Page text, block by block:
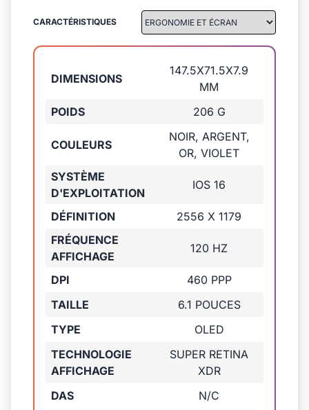
CARACTÉRISTIQUES
DIMENSIONS
147.5X71.5X7.9
MM
POIDS
206 G
COULEURS
NOIR, ARGENT,
OR, VIOLET
SYSTÈME
D'EXPLOITATION
IOS 16
DÉFINITION
2556 X 1179
FRÉQUENCE
AFFICHAGE
120 HZ
DPI
460 PPP
TAILLE
6.1 POUCES
TYPE
OLED
TECHNOLOGIE
AFFICHAGE
SUPER RETINA
XDR
DAS
N/C